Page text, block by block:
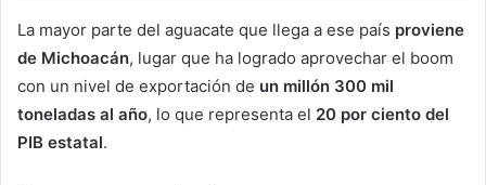
La mayor parte del aguacate que llega a ese país proviene
de Michoacán, lugar que ha logrado aprovechar el boom
con un nivel de exportación de un millón 300 mil
toneladas al año, lo que representa el 20 por ciento del
PIB estatal.